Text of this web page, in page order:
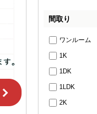
間取り
ワンルーム
1K
1DK
1LDK
2K